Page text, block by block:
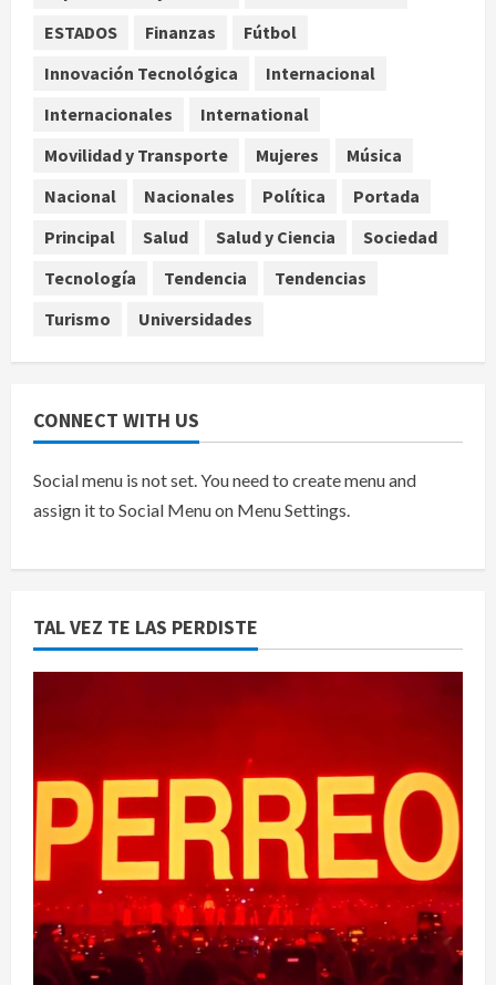
4
¿Sería posible saber si una
consciencia?
agosto 6, 2026
León XIV no visitará México en su
gira por América Latina
ESTADOS
Finanzas
Fútbol
Innovación Tecnológica
Internacional
Internacionales
International
Movilidad y Transporte
Mujeres
Música
Nacional
Nacionales Política
Portada
Principal
Salud Salud y Ciencia
Sociedad
Tecnología
Tendencia
Tendencias
Turismo
Universidades
CONNECT WITH US
Social menu is not set. You need to create menu and
assign it to Social Menu on Menu Settings.
TAL VEZ TE LAS PERDISTE